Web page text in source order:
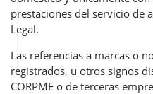
prestaciones del servicio de
Legal.
Las referencias a marcas o
registrados, u otros signos
CORPME o de terceras